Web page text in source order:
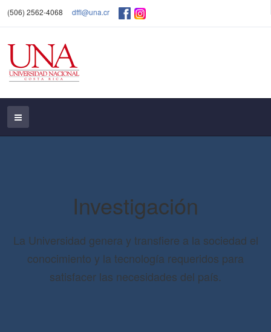
(506) 2562-4068 dffl@una.cr
Investigación
La Universidad genera y transfiere a la sociedad el
conocimiento y la tecnología requeridos para
satisfacer las necesidades del país.